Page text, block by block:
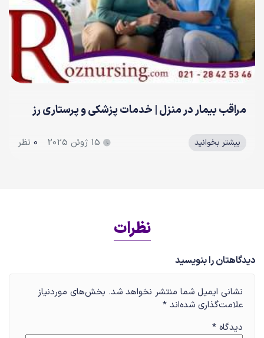
مراقب بیمار در منزل | خدمات پزشکی و پرستاری رز
بیشتر بخوانید 15 ژوئن 2025 0 نظر
نظرات
دیدگاهتان را بنویسید
نشانی ایمیل شما منتشر نخواهد شد. بخش‌های موردنیاز
علامت‌گذاری شده‌اند *
دیدگاه *